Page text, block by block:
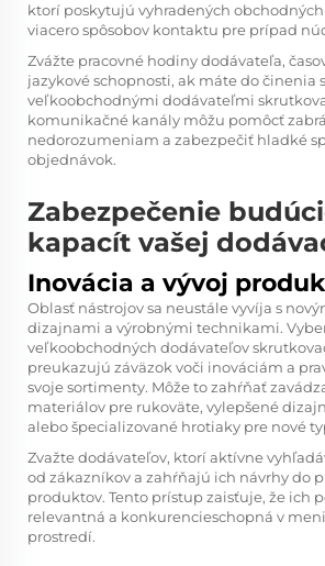
ktorí poskytujú vyhradených
viacero spôsobov kontaktu pre prípad
Zvážte pracovné hodiny dodávateľa,
jazykové schopnosti, ak máte do činenia
veľkoobchodnými dodávateľmi
komunikačné kanály môžu pomôcť
nedorozumeniam a zabezpečiť hladké
objednávok.
Zabezpečenie
kapacít vašej
Inovácia a vývoj
Oblasť nástrojov sa neustále vyvíja s
dizajnami a výrobnými technikami.
veľkoobchodných dodávateľov
preukazujú záväzok voči inováciám a
svoje sortimenty. Môže to zahŕňať
materiálov pre rukoväte, vylepšené
alebo špecializované hrotiaky pre nové
Zvažte dodávateľov, ktorí aktívne
od zákazníkov a zahŕňajú ich návrhy do
produktov. Tento prístup zaisťuje, že ich
relevantná a konkurencieschopná v
prostredí.